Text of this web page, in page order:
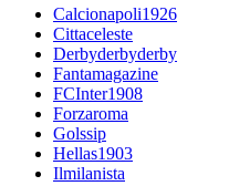
Calcionapoli1926
Cittaceleste
Derbyderbyderby
Fantamagazine
FCInter1908
Forzaroma
Golssip
Hellas1903
Ilmilanista